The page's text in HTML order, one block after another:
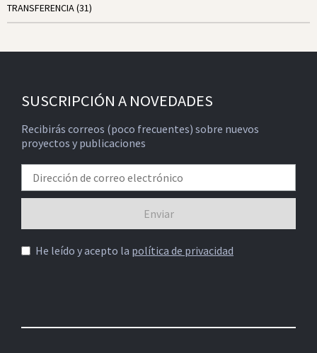
TRANSFERENCIA(31)
SUSCRIPCIÓN A NOVEDADES
Recibirás correos (poco frecuentes) sobre nuevos
proyectos y publicaciones
He leído y acepto la política de privacidad